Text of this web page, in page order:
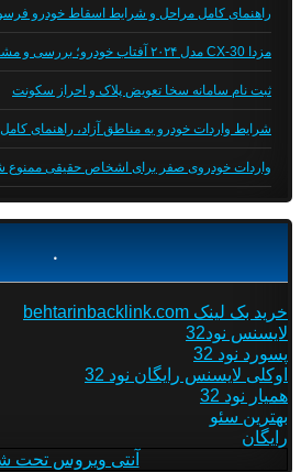
راهنمای کامل مراحل و شرایط اسقاط خودرو فرسوده (14 مرداد
مزدا CX-30 مدل ۲۰۲۴ آفتاب خودرو؛ بررسی و مشخصات فنی
ثبت نام سامانه سخا تعویض پلاک و احراز سکونت
شرایط واردات خودرو به مناطق آزاد، راهنمای
واردات خودروی صفر برای اشخاص حقیقی ممنوع
.
خرید بک لینک behtarinbacklink.com
لایسنس نود32
پسورد نود 32
اوکلی لایسنس رایگان نود 32
همیار نود 32
بهترین سئو
رایگان
آنتی ویروس تحت